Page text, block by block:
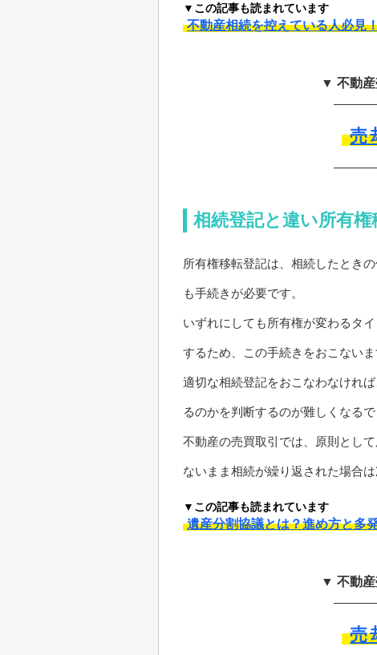
▼この記事も読まれています
不動産相続を控えている人必見
▼ 不動産
売
相続登記と違い所有
所有権移転登記は、相続したとき
も手続きが必要です。
いずれにしても所有権が変わるタ
するため、この手続きをおこないま
適切な相続登記をおこなわなけれ
るのかを判断するのが難しくなるで
不動産の売買取引では、原則とし
ないまま相続が繰り返された場合
▼この記事も読まれています
遺産分割協議とは？進め方と多
▼ 不動産
売